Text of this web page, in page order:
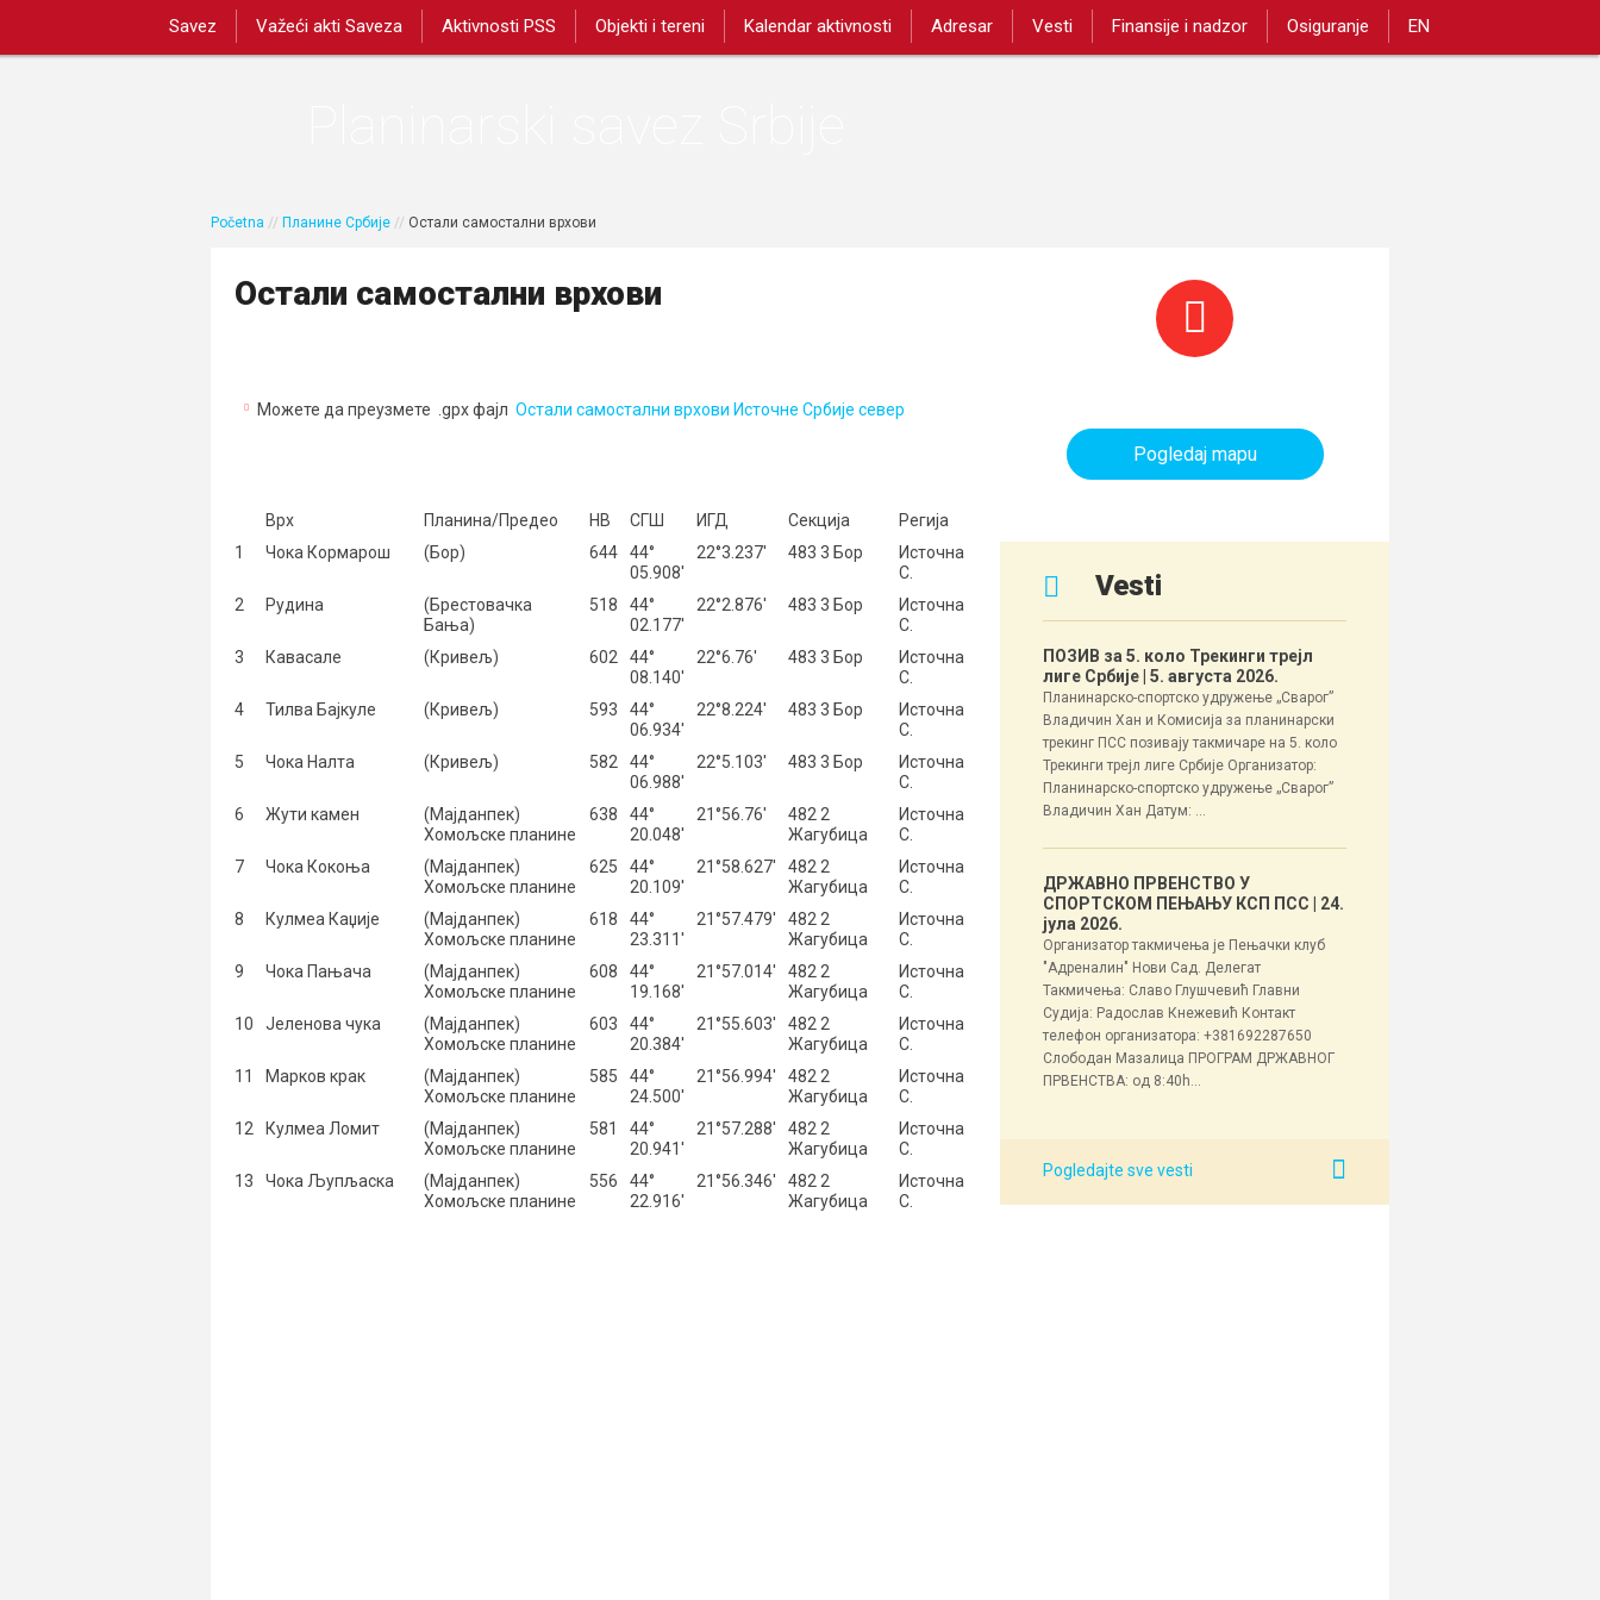
Savez Važeći akti Saveza Aktivnosti PSS Objekti i tereni Kalendar aktivnosti Adresar Vesti Finansije i nadzor Osiguranje EN
Početna // Планине Србије // Остали самостални врхови
Остали самостални врхови
Можете да преузмете .gpx фајл Остали самостални врхови Источне Србије север
Врх Планина/Предео НВ СГШ ИГД Секција
Регија
1
Чока Кормарош (Бор) 644
44°
05.908′
22°3.237′ 483 3 Бор
Источна
С.
2
Рудина
(Брестовачка
Бања)
518
44°
02.177′
22°2.876′ 483 3 Бор
Источна
С.
3
Кавасале (Кривељ) 602
44°
08.140′
22°6.76′ 483 3 Бор
Источна
С.
4
Тилва Бајкуле (Кривељ) 593
44°
06.934′
22°8.224′ 483 3 Бор
Источна
С.
5
Чока Налта (Кривељ) 582
44°
06.988′
22°5.103′ 483 3 Бор
Источна
С.
6
Жути камен
(Мајданпек)
Хомољске планине
638
44°
20.048′
21°56.76′
482 2
Жагубица
Источна
С.
7
Чока Кокоња
(Мајданпек)
Хомољске планине
625
44°
20.109′
21°58.627′
482 2
Жагубица
Источна
С.
8
Кулмеа Каџије
(Мајданпек)
Хомољске планине
618
44°
23.311′
21°57.479′
482 2
Жагубица
Источна
С.
9
Чока Пањача
(Мајданпек)
Хомољске планине
608
44°
19.168′
21°57.014′
482 2
Жагубица
Источна
С.
10
Јеленова чука
(Мајданпек)
Хомољске планине
603
44°
20.384′
21°55.603′
482 2
Жагубица
Источна
С.
11
Марков крак
(Мајданпек)
Хомољске планине
585
44°
24.500′
21°56.994′
482 2
Жагубица
Источна
С.
12
Кулмеа Ломит
(Мајданпек)
Хомољске планине
581
44°
20.941′
21°57.288′
482 2
Жагубица
Источна
С.
13
Чока Љупљаска
(Мајданпек)
Хомољске планине
556
44°
22.916′
21°56.346′
482 2
Жагубица
Источна
С.
Pogledaj mapu
Vesti
ПОЗИВ за 5. коло Трекинги трејл
лиге Србије | 5. августа 2026.
Планинарско-спортско удружење „Сварог”
Владичин Хан и Комисија за планинарски
трекинг ПСС позивају такмичаре на 5. коло
Трекинги трејл лиге Србије Организатор:
Планинарско-спортско удружење „Сварог”
Владичин Хан Датум: ...
ДРЖАВНО ПРВЕНСТВО У
СПОРТСКОМ ПЕЊАЊУ КСП ПСС
| 24.
јула 2026.
Организатор такмичења је Пењачки клуб
"Адреналин" Нови Сад. Делегат
Такмичења: Славо Глушчевић Главни
Судија: Радослав Кнежевић Контакт
телефон организатора: +381692287650
Слободан Мазалица ПРОГРАМ ДРЖАВНОГ
ПРВЕНСТВА: од 8:40h...
Pogledajte sve vesti